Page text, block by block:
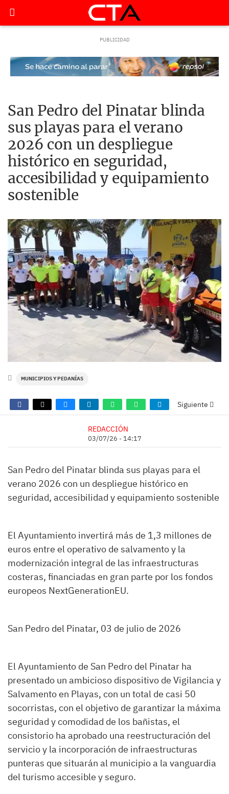
San Pedro del Pinatar blinda
sus playas para el verano
2026 con un despliegue
histórico en seguridad,
accesibilidad y equipamiento
sostenible
MUNICIPIOS Y PEDANÍAS
Siguiente
REDACCIÓN
03/07/26 - 14:17
San Pedro del Pinatar blinda sus playas para el
verano 2026 con un despliegue histórico en
seguridad, accesibilidad y equipamiento sostenible
El Ayuntamiento invertirá más de 1,3 millones de
euros entre el operativo de salvamento y la
modernización integral de las infraestructuras
costeras, financiadas en gran parte por los fondos
europeos NextGenerationEU.
San Pedro del Pinatar, 03 de julio de 2026
El Ayuntamiento de San Pedro del Pinatar ha
presentado un ambicioso dispositivo de Vigilancia y
Salvamento en Playas, con un total de casi 50
socorristas, con el objetivo de garantizar la máxima
seguridad y comodidad de los bañistas, el
consistorio ha aprobado una reestructuración del
servicio y la incorporación de infraestructuras
punteras que situarán al municipio a la vanguardia
del turismo accesible y seguro.